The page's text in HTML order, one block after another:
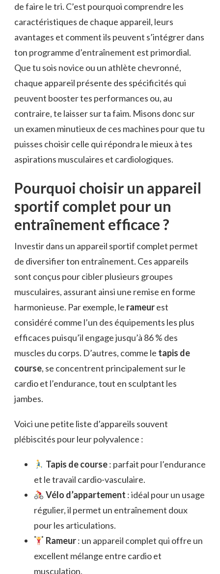
de faire le tri. C’est pourquoi comprendre les
caractéristiques de chaque appareil, leurs
avantages et comment ils peuvent s’intégrer dans
ton programme d’entraînement est primordial.
Que tu sois novice ou un athlète chevronné,
chaque appareil présente des spécificités qui
peuvent booster tes performances ou, au
contraire, te laisser sur ta faim. Misons donc sur
un examen minutieux de ces machines pour que tu
puisses choisir celle qui répondra le mieux à tes
aspirations musculaires et cardiologiques.
Pourquoi choisir un appareil
sportif complet pour un
entraînement efficace ?
Investir dans un appareil sportif complet permet
de diversifier ton entraînement. Ces appareils
sont conçus pour cibler plusieurs groupes
musculaires, assurant ainsi une remise en forme
harmonieuse. Par exemple, le rameurest
considéré comme l’un des équipements les plus
efficaces puisqu’il engage jusqu’à 86 % des
muscles du corps. D’autres, comme le tapis de
course, se concentrent principalement sur le
cardio et l’endurance, tout en sculptant les
jambes.
Voici une petite liste d’appareils souvent
plébiscités pour leur polyvalence :
Tapis de course: parfait pour l’endurance
et le travail cardio-vasculaire.
Vélo d’appartement : idéal pour un usage
régulier, il permet un entraînement doux
pour les articulations.
Rameur: un appareil complet qui offre un
excellent mélange entre cardio et
musculation.